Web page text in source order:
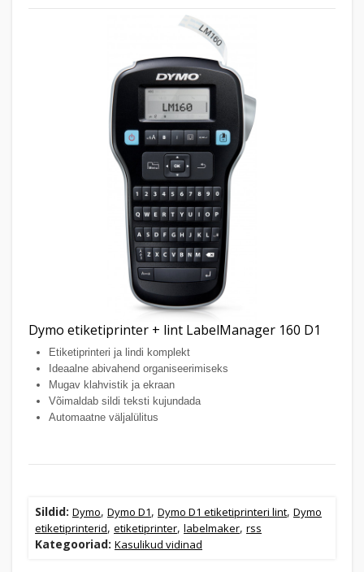
Dymo etiketiprinter + lint LabelManager 160 D1
Etiketiprinteri ja lindi komplekt
Ideaalne abivahend organiseerimiseks
Mugav klahvistik ja ekraan
Võimaldab sildi teksti kujundada
Automaatne väljalülitus
Sildid: Dymo, Dymo D1, Dymo D1 etiketiprinteri lint, Dymo
etiketiprinterid, etiketiprinter, labelmaker, rss
Kategooriad: Kasulikud vidinad